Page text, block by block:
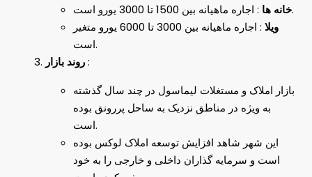
خانه ها: اجاره ماهیانه بین 1500 تا 3000 یورو است.
ویلا
: اجاره ماهیانه بین 3000 تا 6000 یورو متغیر
است.
روند بازار:
بازار املاک و مستغلات لیماسول در چند سال گذشته
به ویژه در مناطق نزدیک به ساحل پررونق بوده
است.
این شهر شاهد افزایش توسعه املاک لوکس بوده
است و سرمایه گذاران داخلی و خارجی را به خود